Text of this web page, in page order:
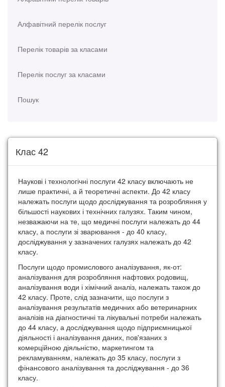
Алфавітний перелік послуг
Перелік товарів за класами
Перелік послуг за класами
Пошук
Клас 42
Наукові і технологічні послуги 42 класу включають не
лише практичні, а й теоретичні аспекти. До 42 класу
належать послуги щодо досліджування та розробляння у
більшості наукових і технічних галузях. Таким чином,
незважаючи на те, що медичні послуги належать до 44
класу, а послуги зі зварювання - до 40 класу,
досліджування у зазначених галузях належать до 42
класу.
Послуги щодо промислового аналізування, як-от:
аналізування для розробляння нафтових родовищ,
аналізування води і хімічний аналіз, належать також до
42 класу. Проте, слід зазначити, що послуги з
аналізування результатів медичних або ветеринарних
аналізів на діагностичні та лікувальні потреби належать
до 44 класу, а досліджування щодо підприємницької
діяльності і аналізування даних, пов'язаних з
комерційною діяльністю, маркетингом та
рекламуванням, належать до 35 класу, послуги з
фінансового аналізування та досліджування - до 36
класу.